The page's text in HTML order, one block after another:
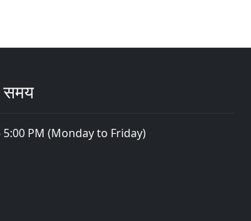
समय
5:00 PM (Monday to Friday)